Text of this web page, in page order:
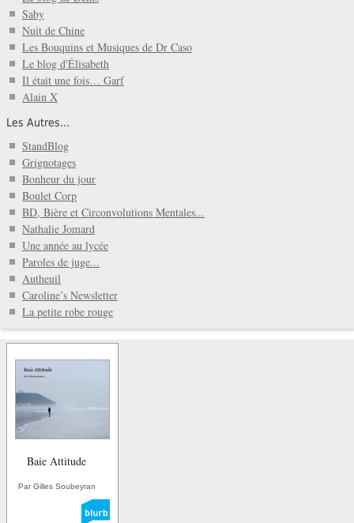
Saby
Nuit de Chine
Les Bouquins et Musiques de Dr Caso
Le blog d'Élisabeth
Il était une fois… Garf
Alain X
Les Autres...
StandBlog
Grignotages
Bonheur du jour
Boulet Corp
BD, Bière et Circonvolutions Mentales...
Nathalie Jomard
Une année au lycée
Paroles de juge...
Autheuil
Caroline’s Newsletter
La petite robe rouge
Baie Attitude
Par Gilles Soubeyran